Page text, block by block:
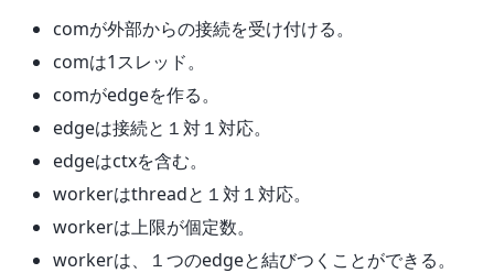
comが外部からの接続を受け付ける。
comは1スレッド。
comがedgeを作る。
edgeは接続と１対１対応。
edgeはctxを含む。
workerはthreadと１対１対応。
workerは上限が個定数。
workerは、１つのedgeと結びつくことができる。